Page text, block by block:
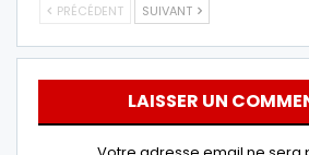
PRÉCÉDENT SUIVANT
LAISSER UN